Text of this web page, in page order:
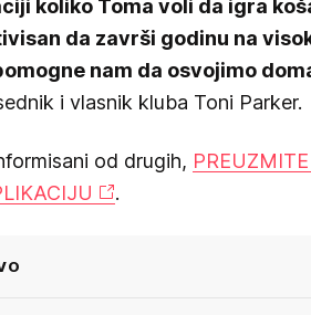
koliko Toma voli da igra
da završi godinu na
nam da osvojimo
i vlasnik kluba Toni Parker.
od drugih,
.